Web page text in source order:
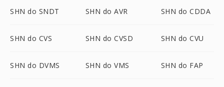
SHN do SNDT SHN do AVR SHN do CDDA
SHN do CVS SHN do CVSD SHN do CVU
SHN do DVMS SHN do VMS SHN do FAP